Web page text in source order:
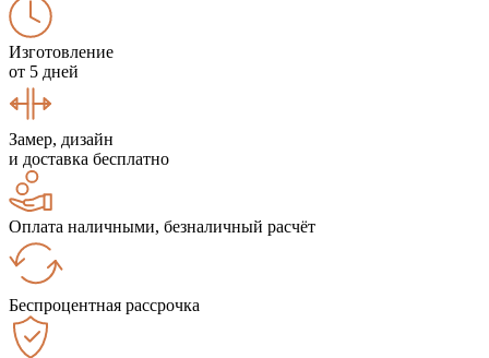
Изготовление
от 5 дней
Замер, дизайн
и доставка бесплатно
Оплата наличными, безналичный расчёт
Беспроцентная рассрочка